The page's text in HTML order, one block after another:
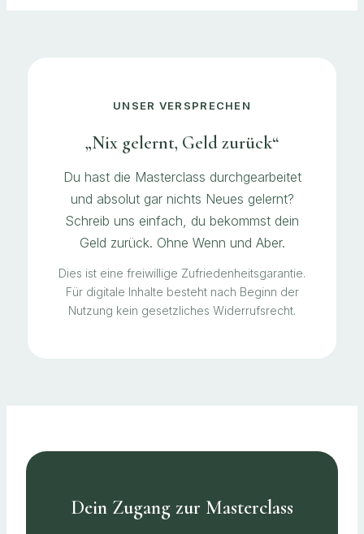
UNSER VERSPRECHEN
„Nix gelernt, Geld zurück“
Du hast die Masterclass durchgearbeitet
und absolut gar nichts Neues gelernt?
Schreib uns einfach, du bekommst dein
Geld zurück. Ohne Wenn und Aber.
Dies ist eine freiwillige Zufriedenheitsgarantie.
Für digitale Inhalte besteht nach Beginn der
Nutzung kein gesetzliches Widerrufsrecht.
Dein Zugang zur Masterclass